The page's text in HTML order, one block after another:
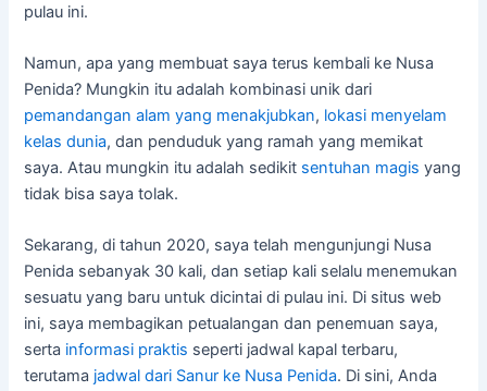
pulau ini.
Namun, apa yang membuat saya terus kembali ke Nusa
Penida? Mungkin itu adalah kombinasi unik dari
pemandangan alam yang menakjubkan, lokasi menyelam
kelas dunia, dan penduduk yang ramah yang memikat
saya. Atau mungkin itu adalah sedikit sentuhan magis yang
tidak bisa saya tolak.
Sekarang, di tahun 2020, saya telah mengunjungi Nusa
Penida sebanyak 30 kali, dan setiap kali selalu menemukan
sesuatu yang baru untuk dicintai di pulau ini. Di situs web
ini, saya membagikan petualangan dan penemuan saya,
serta informasi praktis seperti jadwal kapal terbaru,
terutama jadwal dari Sanur ke Nusa Penida. Di sini, Anda